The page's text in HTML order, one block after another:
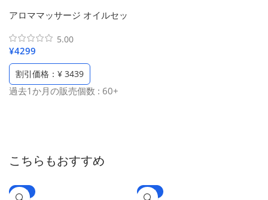
アロママッサージ オイルセッ
ケートゾーン 膣ケア 保湿 オ
イル、 セクシーマッサージオ
イル、無添加無香料 100%天
然成分、6種類の草花エキス、
会陰マッサージ オイル（1本
5.00
¥4299
割引価格：¥ 3439
過去1か月の販売個数 : 60+
こちらもおすすめ
-59%
-65%